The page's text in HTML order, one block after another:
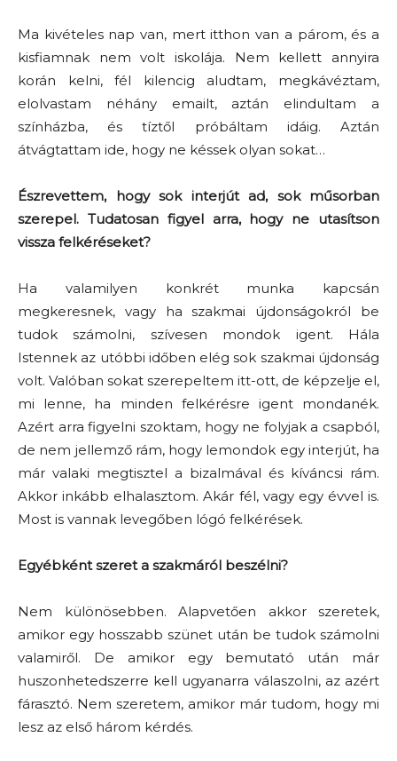
Ma kivételes nap van, mert itthon van a párom, és a
kisfiamnak nem volt iskolája. Nem kellett annyira
korán kelni, fél kilencig aludtam, megkávéztam,
elolvastam néhány emailt, aztán elindultam a
színházba, és tíztől próbáltam idáig. Aztán
átvágtattam ide, hogy ne késsek olyan sokat…
Észrevettem, hogy sok interjút ad, sok műsorban
szerepel. Tudatosan figyel arra, hogy ne utasítson
vissza felkéréseket?
Ha valamilyen konkrét munka kapcsán
megkeresnek, vagy ha szakmai újdonságokról be
tudok számolni, szívesen mondok igent. Hála
Istennek az utóbbi időben elég sok szakmai újdonság
volt. Valóban sokat szerepeltem itt-ott, de képzelje el,
mi lenne, ha minden felkérésre igent mondanék.
Azért arra figyelni szoktam, hogy ne folyjak a csapból,
de nem jellemző rám, hogy lemondok egy interjút, ha
már valaki megtisztel a bizalmával és kíváncsi rám.
Akkor inkább elhalasztom. Akár fél, vagy egy évvel is.
Most is vannak levegőben lógó felkérések.
Egyébként szeret a szakmáról beszélni?
Nem különösebben. Alapvetően akkor szeretek,
amikor egy hosszabb szünet után be tudok számolni
valamiről. De amikor egy bemutató után már
huszonhetedszerre kell ugyanarra válaszolni, az azért
fárasztó. Nem szeretem, amikor már tudom, hogy mi
lesz az első három kérdés.